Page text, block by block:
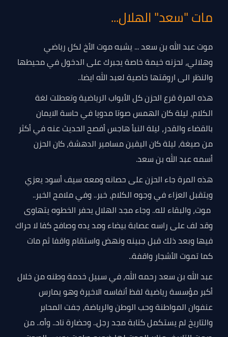
مات "سعد" الهلال...
موت عبد الله بن سعد ... يشبه موت الأخ لكل رياضي
وهلالي، لحزنه خيمة خاصة يجبرك على الدخول في محيطها
والنظر الى اروقتها خاصية لعبد الله ايضا..
هذه المرة قرع الحزن كل الأبواب الرياضية وتعطلت لغة
الكلام، ليلة كان الهمس صوتا مدويا في حاسة الايمان
بالقضاء والقدر، ليلة النبأ هاجس أفصح الحديث عنه في أكثر
من صيغة، ليلة كان اليقين مسامير الدهشة، كان الحزن
أسمه عبد الله بن سعد.
هذه المرة جاء الحزن على حصانه ومعه سيف أسود يعزي
ويتقبل العزاء في وجوه الكلام، خبر.. وفي ملامح الخبر..
موت، والبقاء لله.. وجاء مجد الهلال يحفر الخطوه يتهاوى
وقد لف على راسه عصابة بيضاء ومد يده وصافح كفا لا حراك
فيها وبعد ذلك قبل جبينه ونهض واستقام واقفا ثم مات
كما تموت الأشجار واقفة..
عبد الله بن سعد رحمه الله، في سبيل خدمة وطنه من خلال
أكبر مؤسسة رياضية لفظ أنفاسه الاخيرة وهو يمارس
عنفوان المواطنة وحب الوطن والرياضة، جفت المحابر
والتاريخ لم يستكمل كتابة مجد رجل.. وحضارة ناد.. وأه.. من